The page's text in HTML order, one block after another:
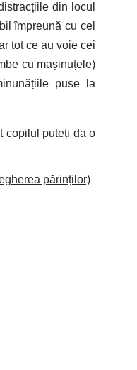
din locul
împreună cu cel
tot ce au voie cei
cu mașinuțele)
puse la
copilul puteți da o
părinților)